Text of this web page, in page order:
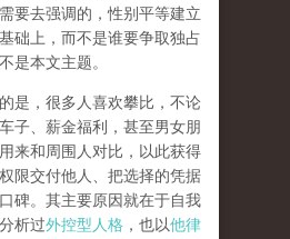
要去强调的，性别平等建立
础上，而不是谁要争取独占
是本文主题。
是，很多人喜欢攀比，不论
子、薪金福利，甚至男女朋
来和周围人对比，以此获得
限交付他人、把选择的凭据
碑。其主要原因就在于自我
析过外控型人格 ，也以他律